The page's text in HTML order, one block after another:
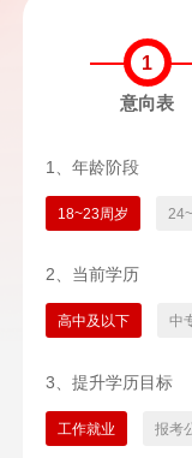
1
意向表
1、年龄阶段
18~23周岁
2、当前学历
高中及以下 中
3、提升学历目标
工作就业 报考